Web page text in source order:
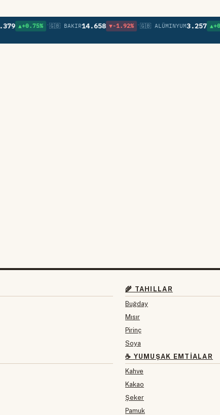
▲+0.75% •🇬🇧 BAKIR14.658 ▼-1.92% •🇬🇧 ALÜMINYUM3.257 ▲+0.09%
🌾 TAHILLAR
Buğday
Mısır
Pirinç
Soya
☕ YUMUŞAK EMTIALAR
Kahve
Kakao
Şeker
Pamuk